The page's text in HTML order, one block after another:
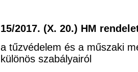
15/2017. (X. 20.) HM
a tűzvédelem és a műszaki
különös szabályairól